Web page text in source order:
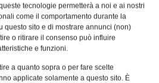
tecnologie permetterà a noi e ai nostri
come il comportamento durante la
questo sito e di mostrare annunci (non)
o ritirare il consenso può influire
e funzioni.
a quanto sopra o per fare scelte
applicate solamente a questo sito. È
i servomotori sincroni serie
digitalizzata, grazie a
Movilink DDI.
WEB